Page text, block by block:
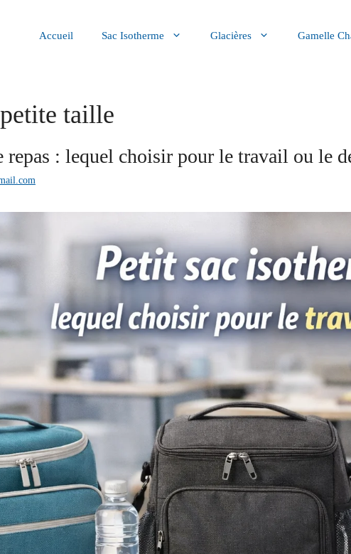
Accueil Sac Isotherme Glacières Gamelle
taille
repas : lequel choisir pour le travail ou le